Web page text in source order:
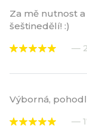
Za mě nutnost
šeštinedělí! :)
—
Výborná,
—